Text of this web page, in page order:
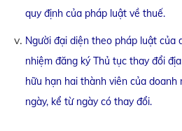
quy định của pháp luật về thuế.
Người đại diện theo pháp luật của
nhiệm đăng ký Thủ tục thay đổi
hữu hạn hai thành viên của
ngày, kể từ ngày có thay đổi.